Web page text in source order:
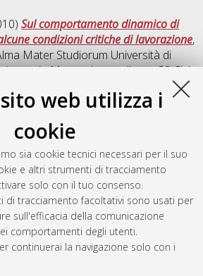
web utilizza i
cookie
sia cookie tecnici necessari per il suo
e altri strumenti di tracciamento
solo con il tuo consenso.
di tracciamento facoltativi sono usati per
sull'efficacia della comunicazione
comportamenti degli utenti.
continuerai la navigazione solo con i
Sul comportamento dinamico di
condizioni critiche di lavorazione,
Mater Studiorum Università di
inMeccanica applicata, 22 Ciclo.
multibody di veicoli
di modelli innovativi
ruota - rotaia
Università di Bologna. Dottorato di
, 22 Ciclo. DOI
2281.
ilFri Aug 7 20:37:51 2026 CEST